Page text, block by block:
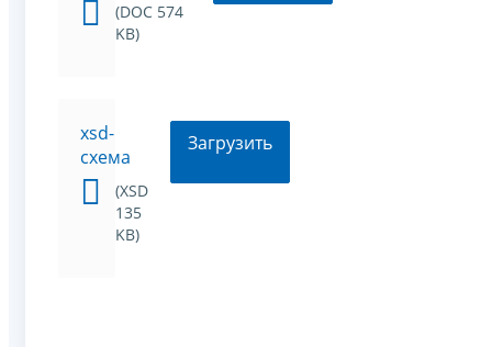
(DOC 574
KB)
xsd-
схема
(XSD
135
KB)
Загрузить